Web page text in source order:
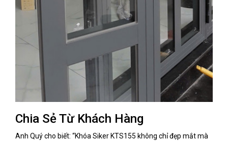
Chia Sẻ Từ Khách Hàng
Anh Quý cho biết: “Khóa Siker KTS155 không chỉ đẹp mắt mà